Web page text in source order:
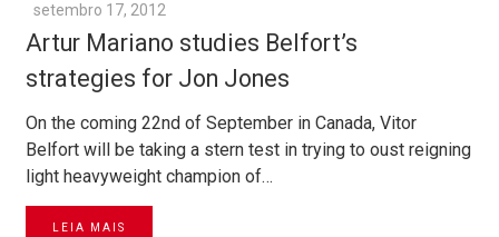
setembro 17, 2012
Artur Mariano studies Belfort’s
strategies for Jon Jones
On the coming 22nd of September in Canada, Vitor
Belfort will be taking a stern test in trying to oust reigning
light heavyweight champion of…
LEIA MAIS